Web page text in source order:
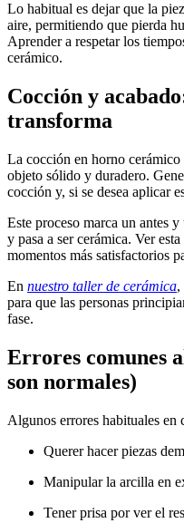
Lo habitual es dejar que la
aire, permitiendo que pierda
Aprender a respetar los
cerámico.
Cocción y
transforma
La cocción en horno
objeto sólido y duradero.
cocción y, si se desea aplicar
Este proceso marca un antes
y pasa a ser cerámica. Ver
momentos más satisfactorios
En nuestro taller de cerámica,
para que las personas
fase.
Errores comunes
son normales)
Algunos errores habituales en
Querer hacer piezas
Manipular la arcilla en
Tener prisa por ver el